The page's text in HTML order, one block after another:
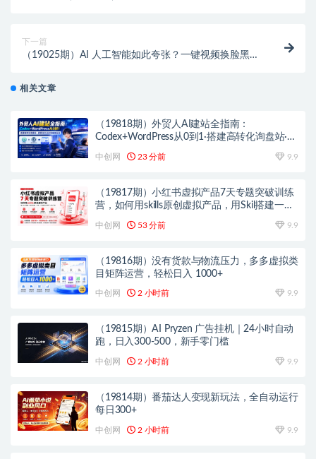
下一篇
（19025期）AI 人工智能如此夸张？一键视频换脸黑科
相关文章
（19818期）外贸人AI建站全指南：
Codex+WordPress从0到1·搭建高转化询盘站·解
中创网 23 分前 9.9
（19817期）小红书虚拟产品7天专题突破训练
营，如何用skills原创虚拟产品，用Skil搭建一套
中创网 53 分前 9.9
（19816期）没有货款与物流压力，多多虚拟类
目矩阵运营，轻松日入 1000+
中创网 2 小时前 9.9
（19815期）AI Pryzen 广告挂机｜24小时自动
跑，日入300-500，新手零门槛
中创网 2 小时前 9.9
（19814期）番茄达人变现新玩法，全自动运行
每日300+
中创网 2 小时前 9.9